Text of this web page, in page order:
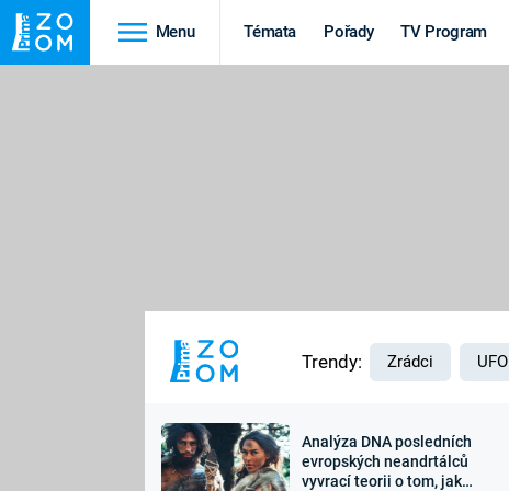
Menu Témata Pořady TV Program
Výročí
Trendy: Zrádci UFO
Analýza DNA posledních
evropských neandrtálců
vyvrací teorii o tom, jak